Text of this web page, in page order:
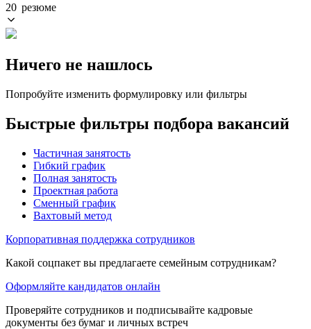
20 резюме
Ничего не нашлось
Попробуйте изменить формулировку или фильтры
Быстрые фильтры подбора вакансий
Частичная занятость
Гибкий график
Полная занятость
Проектная работа
Сменный график
Вахтовый метод
Корпоративная поддержка сотрудников
Какой соцпакет вы предлагаете семейным сотрудникам?
Оформляйте кандидатов онлайн
Проверяйте сотрудников и подписывайте кадровые
документы без бумаг и личных встреч